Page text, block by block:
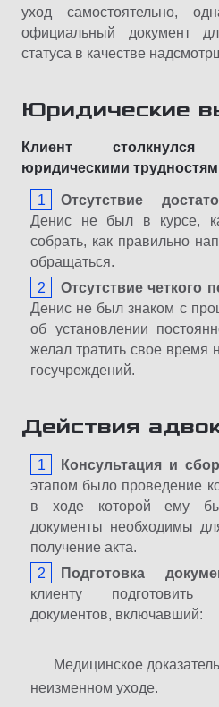
уход самостоятельно,
официальный документ
статуса в качестве
Юридические
Клиент
юридическими
Отсутствие
Денис не был в курсе,
собрать, как правильно
обращаться.
Отсутствие четкого
Денис не был знаком с
об установлении
желал тратить свое время
госучреждений.
Действия
Консультация и
этапом было проведение
в ходе которой ему
документы необходимы
получение акта.
Подготовка
клиенту подготовить
документов, включавший:
Медицинское
неизменном уходе.